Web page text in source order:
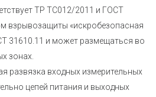
ТР ТС012/2011 и ГОСТ
взрывозащиты «искробезопасная
31610.11 и может размещаться во
зонах.
развязка входных измерительных
цепей питания и выходных